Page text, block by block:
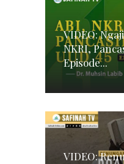
VIDEO:
NKRI,
Episode...
VIDEO: